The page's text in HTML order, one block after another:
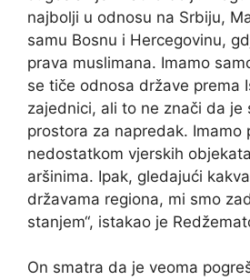
najbolji u odnosu na Srbiju,
samu Bosnu i Hercegovinu,
prava muslimana. Imamo
se tiče odnosa države prema
zajednici, ali to ne znači da je
prostora za napredak. Imamo
nedostatkom vjerskih
aršinima. Ipak, gledajući
državama regiona, mi smo
stanjem“, istakao je
On smatra da je veoma